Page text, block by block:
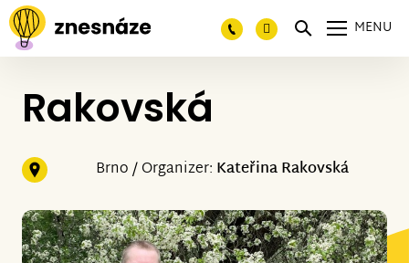
MENU
Rakovská
Brno / Organizer: Kateřina Rakovská